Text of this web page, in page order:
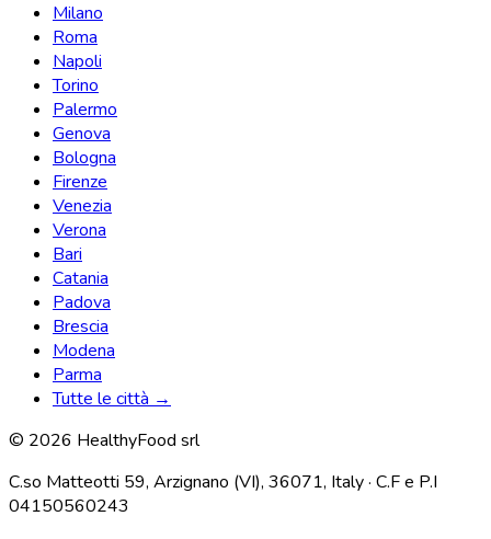
Milano
Roma
Napoli
Torino
Palermo
Genova
Bologna
Firenze
Venezia
Verona
Bari
Catania
Padova
Brescia
Modena
Parma
Tutte le città →
© 2026 HealthyFood srl
C.so Matteotti 59, Arzignano (VI), 36071, Italy · C.F e P.I
04150560243